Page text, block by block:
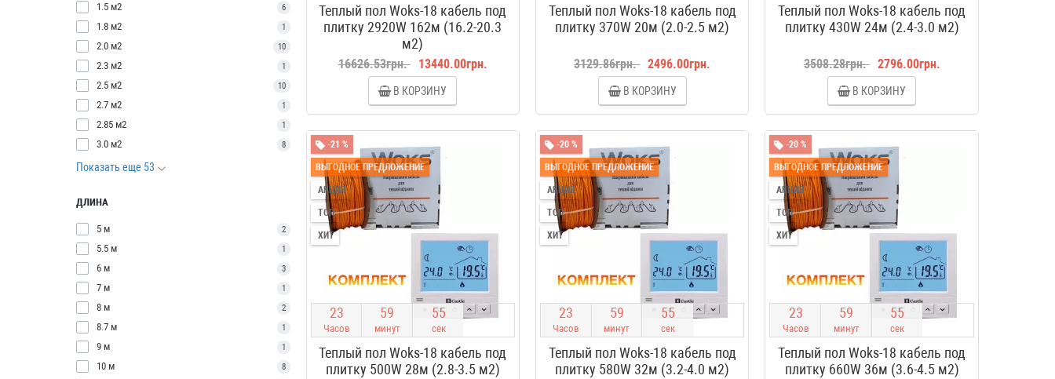
1.5 м2 6
1.8 м2 1
2.0 м2 10
2.3 м2 1
2.5 м2 10
2.7 м2 1
2.85 м2 1
3.0 м2 8
Показать еще 53
ДЛИНА
5 м 2
5.5 м 1
6 м 3
7 м 1
8 м 2
8.7 м 1
9 м 1
10 м 8
Теплый пол Woks-18 кабель под
плитку 2920W 162м (16.2-20.3
м2)
16626.53грн. 13440.00грн.
В КОРЗИНУ
Теплый пол Woks-18 кабель под
плитку 370W 20м (2.0-2.5 м2)
3129.86грн. 2496.00грн.
В КОРЗИНУ
Теплый пол Woks-18 кабель под
плитку 430W 24м (2.4-3.0 м2)
3508.28грн. 2796.00грн.
В КОРЗИНУ
-21 %
ВЫГОДНОЕ ПРЕДЛОЖЕНИЕ
АКЦИЯ
ТОП
ХИТ
23
Часов
59
минут
54
сек
Теплый пол Woks-18 кабель под
плитку 500W 28м (2.8-3.5 м2)
-20 %
ВЫГОДНОЕ ПРЕДЛОЖЕНИЕ
АКЦИЯ
ТОП
ХИТ
23
Часов
59
минут
54
сек
Теплый пол Woks-18 кабель под
плитку 580W 32м (3.2-4.0 м2)
-20 %
ВЫГОДНОЕ ПРЕДЛОЖЕНИЕ
АКЦИЯ
ТОП
ХИТ
23
Часов
59
минут
54
сек
Теплый пол Woks-18 кабель под
плитку 660W 36м (3.6-4.5 м2)